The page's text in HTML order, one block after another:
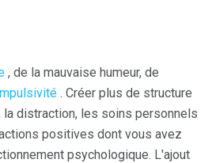
, de la mauvaise humeur, de
. Créer plus de structure
distraction, les soins personnels
positives dont vous avez
psychologique. L'ajout